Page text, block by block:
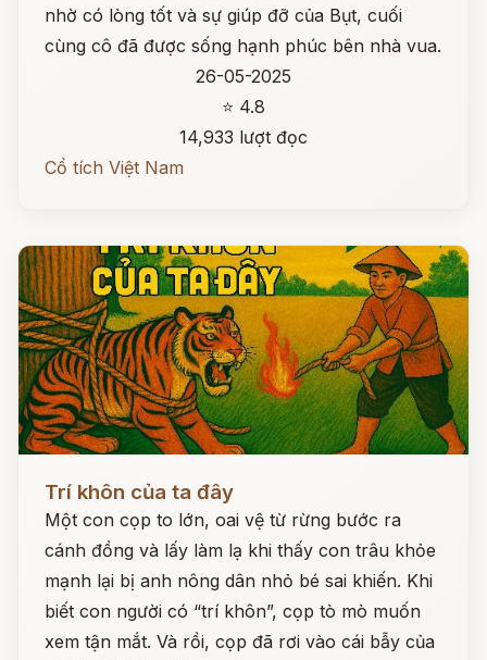
nhờ có lòng tốt và sự giúp đỡ của Bụt, cuối
cùng cô đã được sống hạnh phúc bên nhà vua.
26-05-2025
⭐ 4.8
14,933 lượt đọc
Cổ tích Việt Nam
Trí khôn của ta đây
Một con cọp to lớn, oai vệ từ rừng bước ra
cánh đồng và lấy làm lạ khi thấy con trâu khỏe
mạnh lại bị anh nông dân nhỏ bé sai khiến. Khi
biết con người có “trí khôn”, cọp tò mò muốn
xem tận mắt. Và rồi, cọp đã rơi vào cái bẫy của